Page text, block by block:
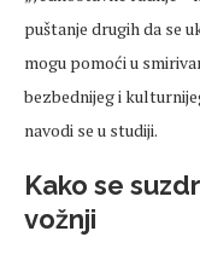
puštanje drugih da se
mogu pomoći u
bezbednijegi
navodi se u studiji.
Kako se
vožnji